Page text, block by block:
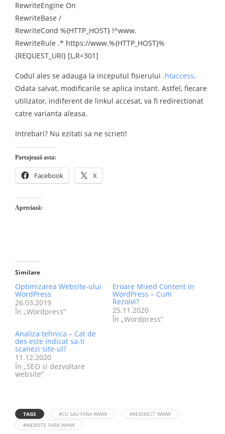
RewriteEngine On
RewriteBase /
RewriteCond %{HTTP_HOST} !^www.
RewriteRule .* https://www.%{HTTP_HOST}%
{REQUEST_URI} [L,R=301]
Codul ales se adauga la inceputul fisierului .htaccess.
Odata salvat, modificarile se aplica instant. Astfel, fiecare
utilizator, indiferent de linkul accesat, va fi redirectionat
catre varianta aleasa.
Intrebari? Nu ezitati sa ne scrieti!
Partajează asta:
Facebook X
Apreciază:
Similare
Optimizarea Website-ului
WordPress
26.03.2019
În „Wordpress”
Eroare Mixed Content in
WordPress – Cum
Rezolvi?
25.11.2020
În „Wordpress”
Analiza tehnica – Cat de
des este indicat sa-ti
scanezi site-ul?
11.12.2020
În „SEO si dezvoltare
website”
TAGS #CU SAU FARA WWW
#REDIRECT WWW
#WEBSITE FARA WWW